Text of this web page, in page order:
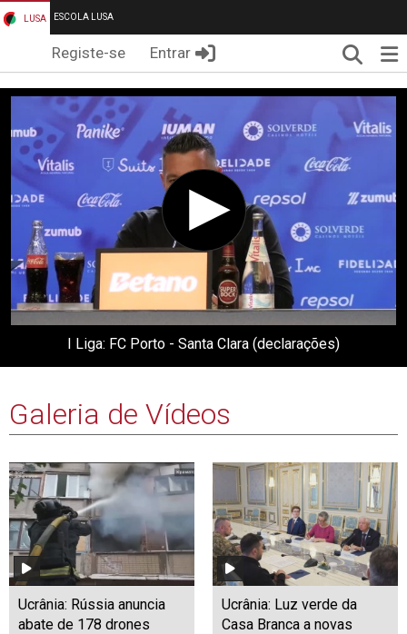
LUSA ESCOLA LUSA
Registe-se Entrar
I Liga: FC Porto - Santa Clara (declarações)
Galeria de Vídeos
Ucrânia: Rússia anuncia
abate de 178 drones
Ucrânia: Luz verde da
Casa Branca a novas